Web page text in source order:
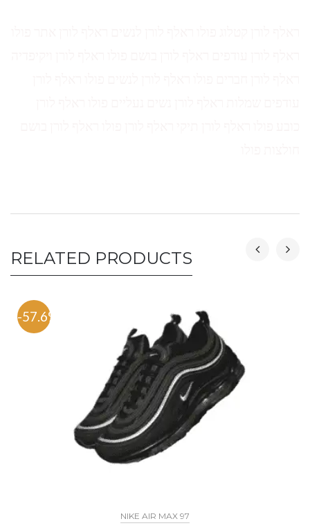
RELATED PRODUCTS
-57.6%
NIKE AIR MAX 97